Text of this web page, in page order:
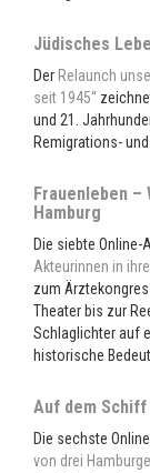
Jüdisches
Der Relaunch
seit 1945“
und 21.
Remigrations-
Frauenleben –
Hamburg
Die siebte Online-
Akteurinnen in
zum
Theater bis zur
Schlaglichter auf
historische
Auf dem Schiff
Die sechste
von drei